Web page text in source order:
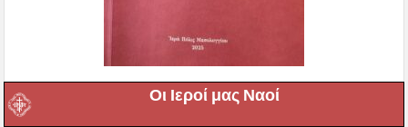
Οι Ιεροί μας Ναοί